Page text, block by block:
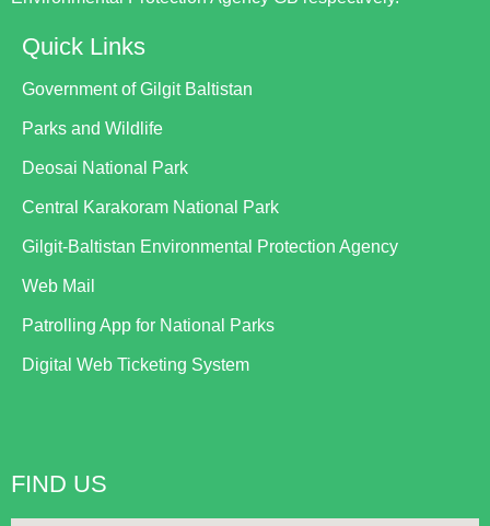
Quick Links
Government of Gilgit Baltistan
Parks and Wildlife
Deosai National Park
Central Karakoram National Park
Gilgit-Baltistan Environmental Protection Agency
Web Mail
Patrolling App for National Parks
Digital Web Ticketing System
FIND US